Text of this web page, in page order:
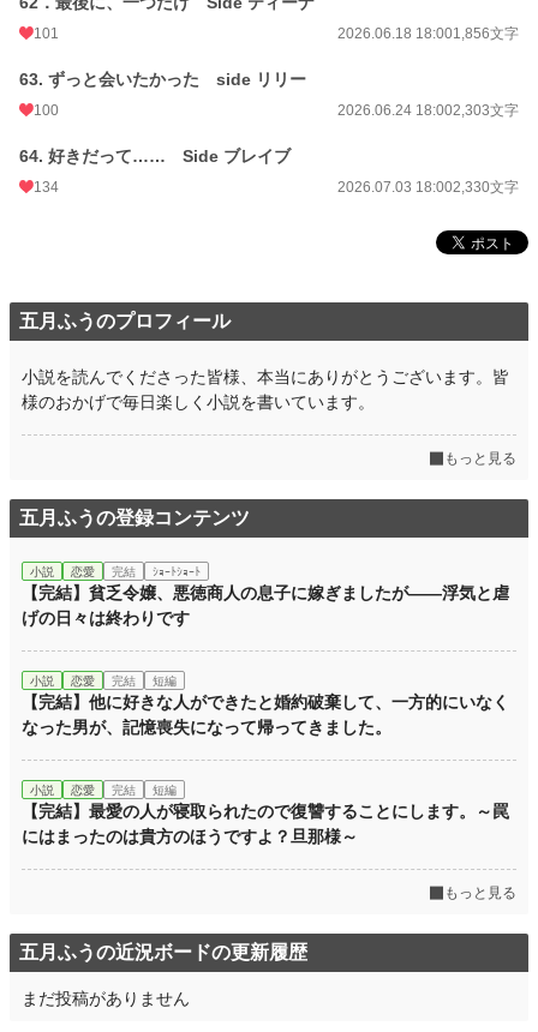
101 2026.06.18 18:001,856文字
63. ずっと会いたかった side リリー
100 2026.06.24 18:002,303文字
64. 好きだって…… Side ブレイブ
134 2026.07.03 18:002,330文字
五月ふうのプロフィール
小説を読んでくださった皆様、本当にありがとうございます。皆
様のおかげで毎日楽しく小説を書いています。
もっと見る
五月ふうの登録コンテンツ
小説 恋愛 完結 ｼｮｰﾄｼｮｰﾄ
【完結】貧乏令嬢、悪徳商人の息子に嫁ぎましたが――浮気と虐
げの日々は終わりです
小説 恋愛 完結 短編
【完結】他に好きな人ができたと婚約破棄して、一方的にいなく
なった男が、記憶喪失になって帰ってきました。
小説 恋愛 完結 短編
【完結】最愛の人が寝取られたので復讐することにします。～罠
にはまったのは貴方のほうですよ？旦那様～
もっと見る
五月ふうの近況ボードの更新履歴
まだ投稿がありません